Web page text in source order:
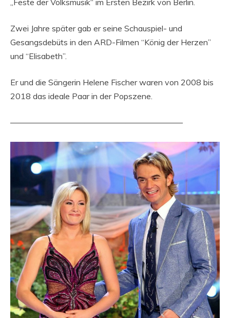
„Feste der Volksmusik“ im Ersten Bezirk von Berlin.
Zwei Jahre später gab er seine Schauspiel- und
Gesangsdebüts in den ARD-Filmen “König der Herzen”
und “Elisabeth”.
Er und die Sängerin Helene Fischer waren von 2008 bis
2018 das ideale Paar in der Popszene.
—————————————————————